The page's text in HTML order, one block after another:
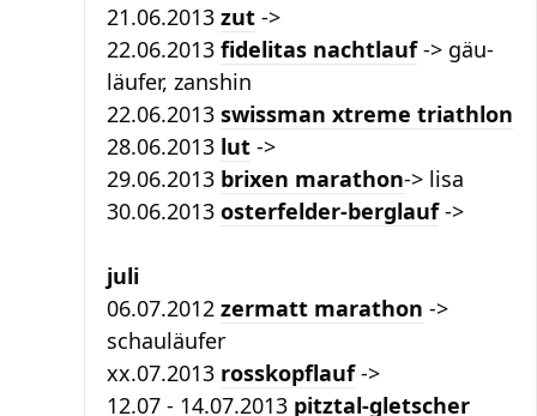
21.06.2013 zut ->
22.06.2013 fidelitas nachtlauf-> gäu-
läufer, zanshin
22.06.2013 swissman xtreme triathlon
28.06.2013 lut ->
29.06.2013 brixen marathon-> lisa
30.06.2013 osterfelder-berglauf->
juli
06.07.2012 zermatt marathon ->
schauläufer
xx.07.2013 rosskopflauf->
12.07 - 14.07.2013 pitztal-gletscher